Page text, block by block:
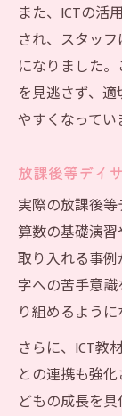
また、ICTの活
され、スタッ
になりました
を見逃さず、
やすくなってい
放課後等デイ
実際の放課後
算数の基礎演
取り入れる事
字への苦手意
り組めるように
さらに、ICT教
との連携も強
どもの成長を